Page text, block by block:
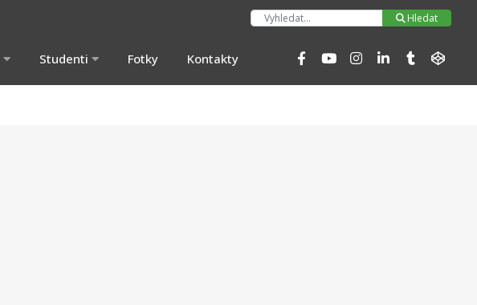
Hledat
Studenti Fotky Kontakty